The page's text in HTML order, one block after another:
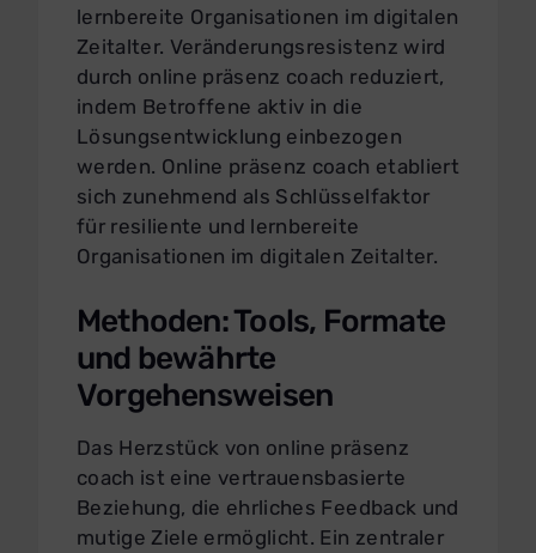
lernbereite Organisationen im digitalen
Zeitalter. Veränderungsresistenz wird
durch online präsenz coach reduziert,
indem Betroffene aktiv in die
Lösungsentwicklung einbezogen
werden. Online präsenz coach etabliert
sich zunehmend als Schlüsselfaktor
für resiliente und lernbereite
Organisationen im digitalen Zeitalter.
Methoden: Tools, Formate
und bewährte
Vorgehensweisen
Das Herzstück von online präsenz
coach ist eine vertrauensbasierte
Beziehung, die ehrliches Feedback und
mutige Ziele ermöglicht. Ein zentraler